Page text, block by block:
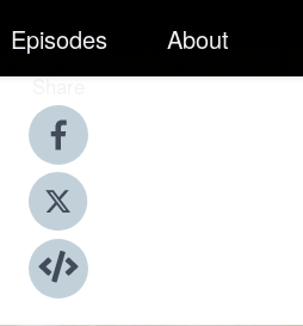
Episodes About
Share